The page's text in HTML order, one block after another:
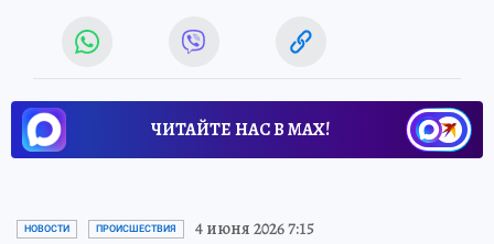
ЧИТАЙТЕ НАС В МАХ!
НОВОСТИ ПРОИСШЕСТВИЯ 4 июня 2026 7:15